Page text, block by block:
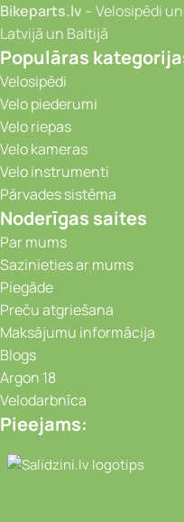
Bikeparts.lv – Velosipēdi
Latvijā un Baltijā
Populāras
Velosipēdi
Velo piederumi
Velo riepas
Velo kameras
Velo instrumenti
Pārvades sistēma
Noderīgas saites
Par mums
Sazinieties ar mums
Piegāde
Preču atgriešana
Maksājumu informācija
Blogs
Argon 18
Velodarbnīca
Pieejams:
Video